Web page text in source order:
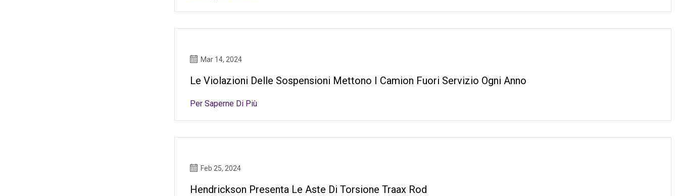
Mar 14, 2024
Le Violazioni Delle Sospensioni Mettono I Camion Fuori Servizio Ogni Anno
Per Saperne Di Più
Feb 25, 2024
Hendrickson Presenta Le Aste Di Torsione Traax Rod